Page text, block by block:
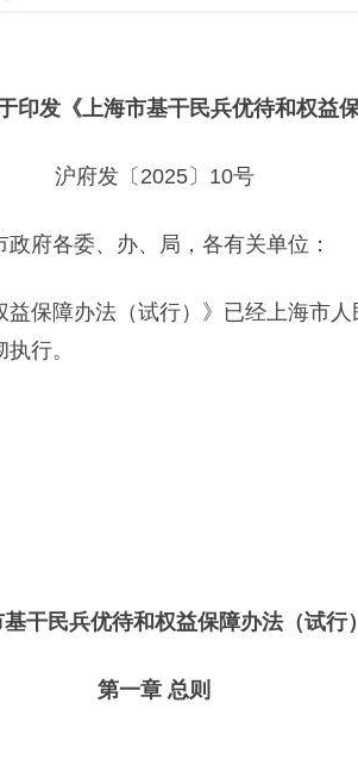
印发《上海市基干民兵优待和权益
沪府发〔2025〕10号
府各委、办、局，各有关单位：
障办法（试行）》已经上海市人
行。
干民兵优待和权益保障办法（试行）
第一章 总则